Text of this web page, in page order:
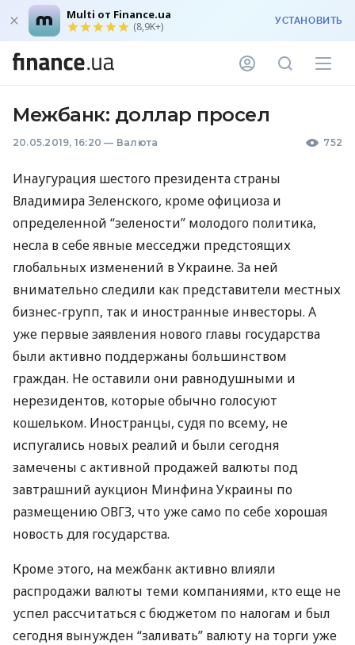
Multi от Finance.ua
(8,9K+) УСТАНОВИТЬ
Межбанк: доллар просел
20.05.2019, 16:20 — Валюта 752
Инаугурация шестого президента страны
Владимира Зеленского, кроме официоза и
определенной “зелености” молодого политика,
несла в себе явные месседжи предстоящих
глобальных изменений в Украине. За ней
внимательно следили как представители местных
бизнес-групп, так и иностранные инвесторы. А
уже первые заявления нового главы государства
были активно поддержаны большинством
граждан. Не оставили они равнодушными и
нерезидентов, которые обычно голосуют
кошельком. Иностранцы, судя по всему, не
испугались новых реалий и были сегодня
замечены с активной продажей валюты под
завтрашний аукцион Минфина Украины по
размещениюОВГЗ, что уже само по себе хорошая
новость для государства.
Кроме этого, на межбанк активно влияли
распродажи валюты теми компаниями, кто еще не
успел рассчитаться с бюджетом по налогам и был
сегодня вынужден “заливать” валюту на торги уже